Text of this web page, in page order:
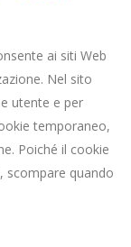
ai siti Web
Nel sito
utente e per
temporaneo,
Poiché il cookie
scompare quando